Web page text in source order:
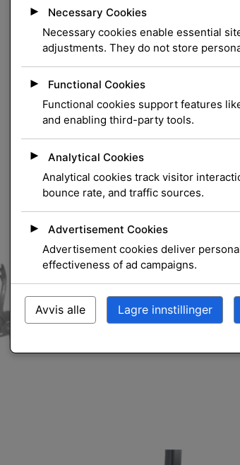
► Necessary Cookies
Necessary cookies enable essential
adjustments. They do not store
►
Functional Cookies
Functional cookies support features
and enabling third-party tools.
►
Analytical Cookies
Analytical cookies track visitor
bounce rate, and traffic sources.
►
Advertisement Cookies
Advertisement cookies deliver
effectiveness of ad campaigns.
Avvis alle Lagre innstillinger